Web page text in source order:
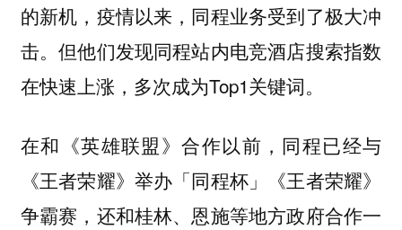
的新机，疫情以来，同程业务受到了极大冲
击。但他们发现同程站内电竞酒店搜索指数
在快速上涨，多次成为Top1关键词。
在和《英雄联盟》合作以前，同程已经与
《王者荣耀》举办「同程杯」《王者荣耀》
争霸赛，还和桂林、恩施等地方政府合作一